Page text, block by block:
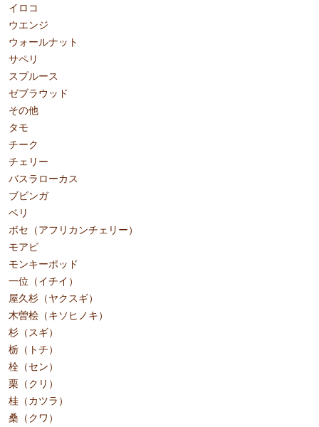
イロコ
ウエンジ
ウォールナット
サペリ
スプルース
ゼブラウッド
その他
タモ
チーク
チェリー
バスラローカス
ブビンガ
ベリ
ボセ（アフリカンチェリー）
モアビ
モンキーポッド
一位（イチイ）
屋久杉（ヤクスギ）
木曽桧（キソヒノキ）
杉（スギ）
栃（トチ）
栓（セン）
栗（クリ）
桂（カツラ）
桑（クワ）